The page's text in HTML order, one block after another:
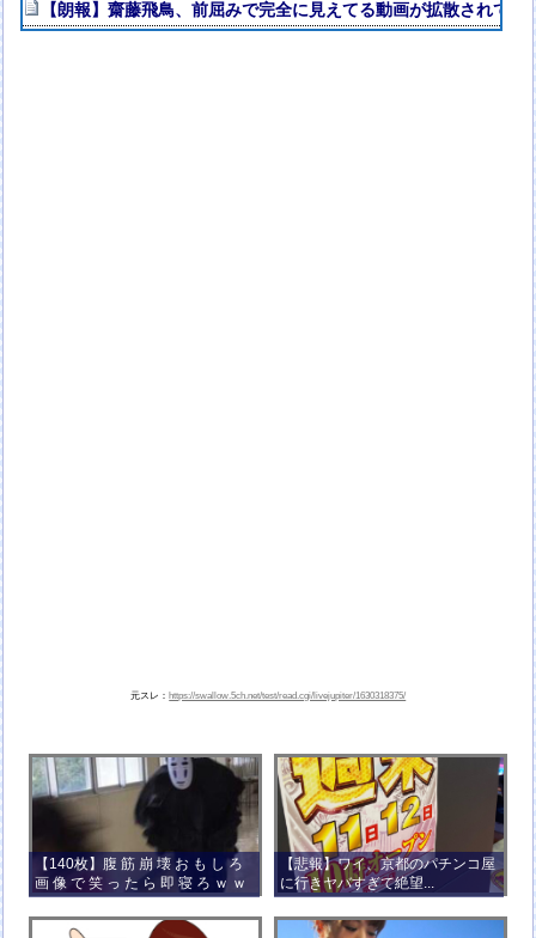
【朗報】齋藤飛鳥、前屈みで完全に見えてる動画が拡散されて
元スレ：https://swallow.5ch.net/test/read.cgi/livejupiter/1630318375/
【140枚】腹 筋 崩 壊 お も し ろ
画 像 で 笑 っ た ら 即 寝 ろ ｗ ｗ
ｗ ｗ ｗ ｗ ｗ ｗ ｗ ｗ ｗ ｗ
【悲報】ワイ、京都のパチンコ屋
に行きヤバすぎて絶望...